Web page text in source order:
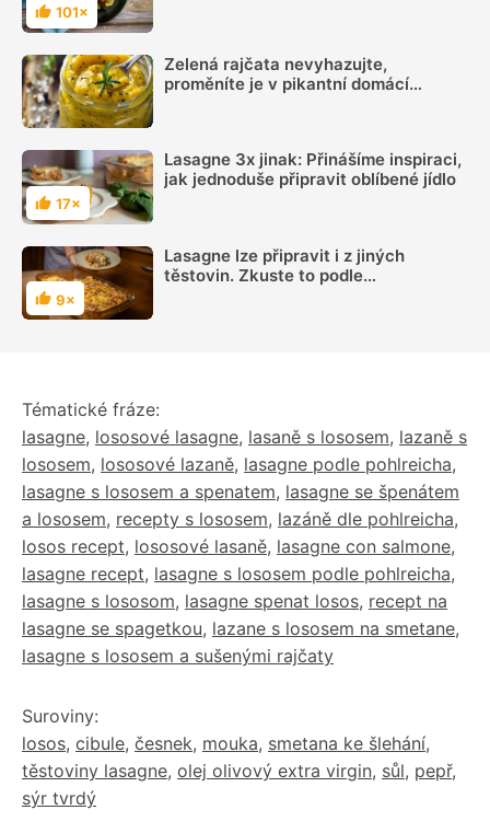
Hodnocení
101×
Zelená rajčata nevyhazujte,
proměníte je v pikantní domácí
Hodnocení
17×
Lasagne 3x jinak: Přinášíme inspiraci,
jak jednoduše připravit oblíbené jídlo
Hodnocení
9×
Lasagne lze připravit i z jiných
těstovin. Zkuste to podle
Tématické fráze:
lasagne, lososové lasagne, lasaně s lososem, lazaně s
lososem, lososové lazaně, lasagne podle pohlreicha,
lasagne s lososem a spenatem, lasagne se špenátem
a lososem, recepty s lososem, lazáně dle pohlreicha,
losos recept, lososové lasaně, lasagne con salmone,
lasagne recept, lasagne s lososem podle pohlreicha,
lasagne s lososom, lasagne spenat losos, recept na
lasagne se spagetkou, lazane s lososem na smetane,
lasagne s lososem a sušenými rajčaty
Suroviny:
losos, cibule, česnek, mouka, smetana ke šlehání,
těstoviny lasagne, olej olivový extra virgin, sůl, pepř,
sýr tvrdý